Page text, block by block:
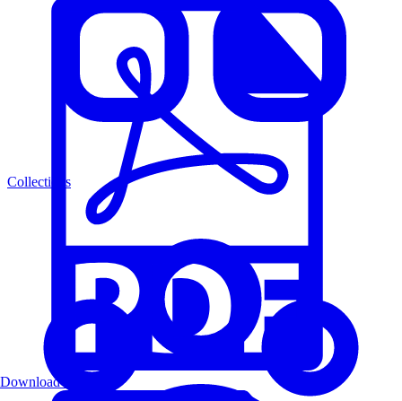
Collections
Download PDF